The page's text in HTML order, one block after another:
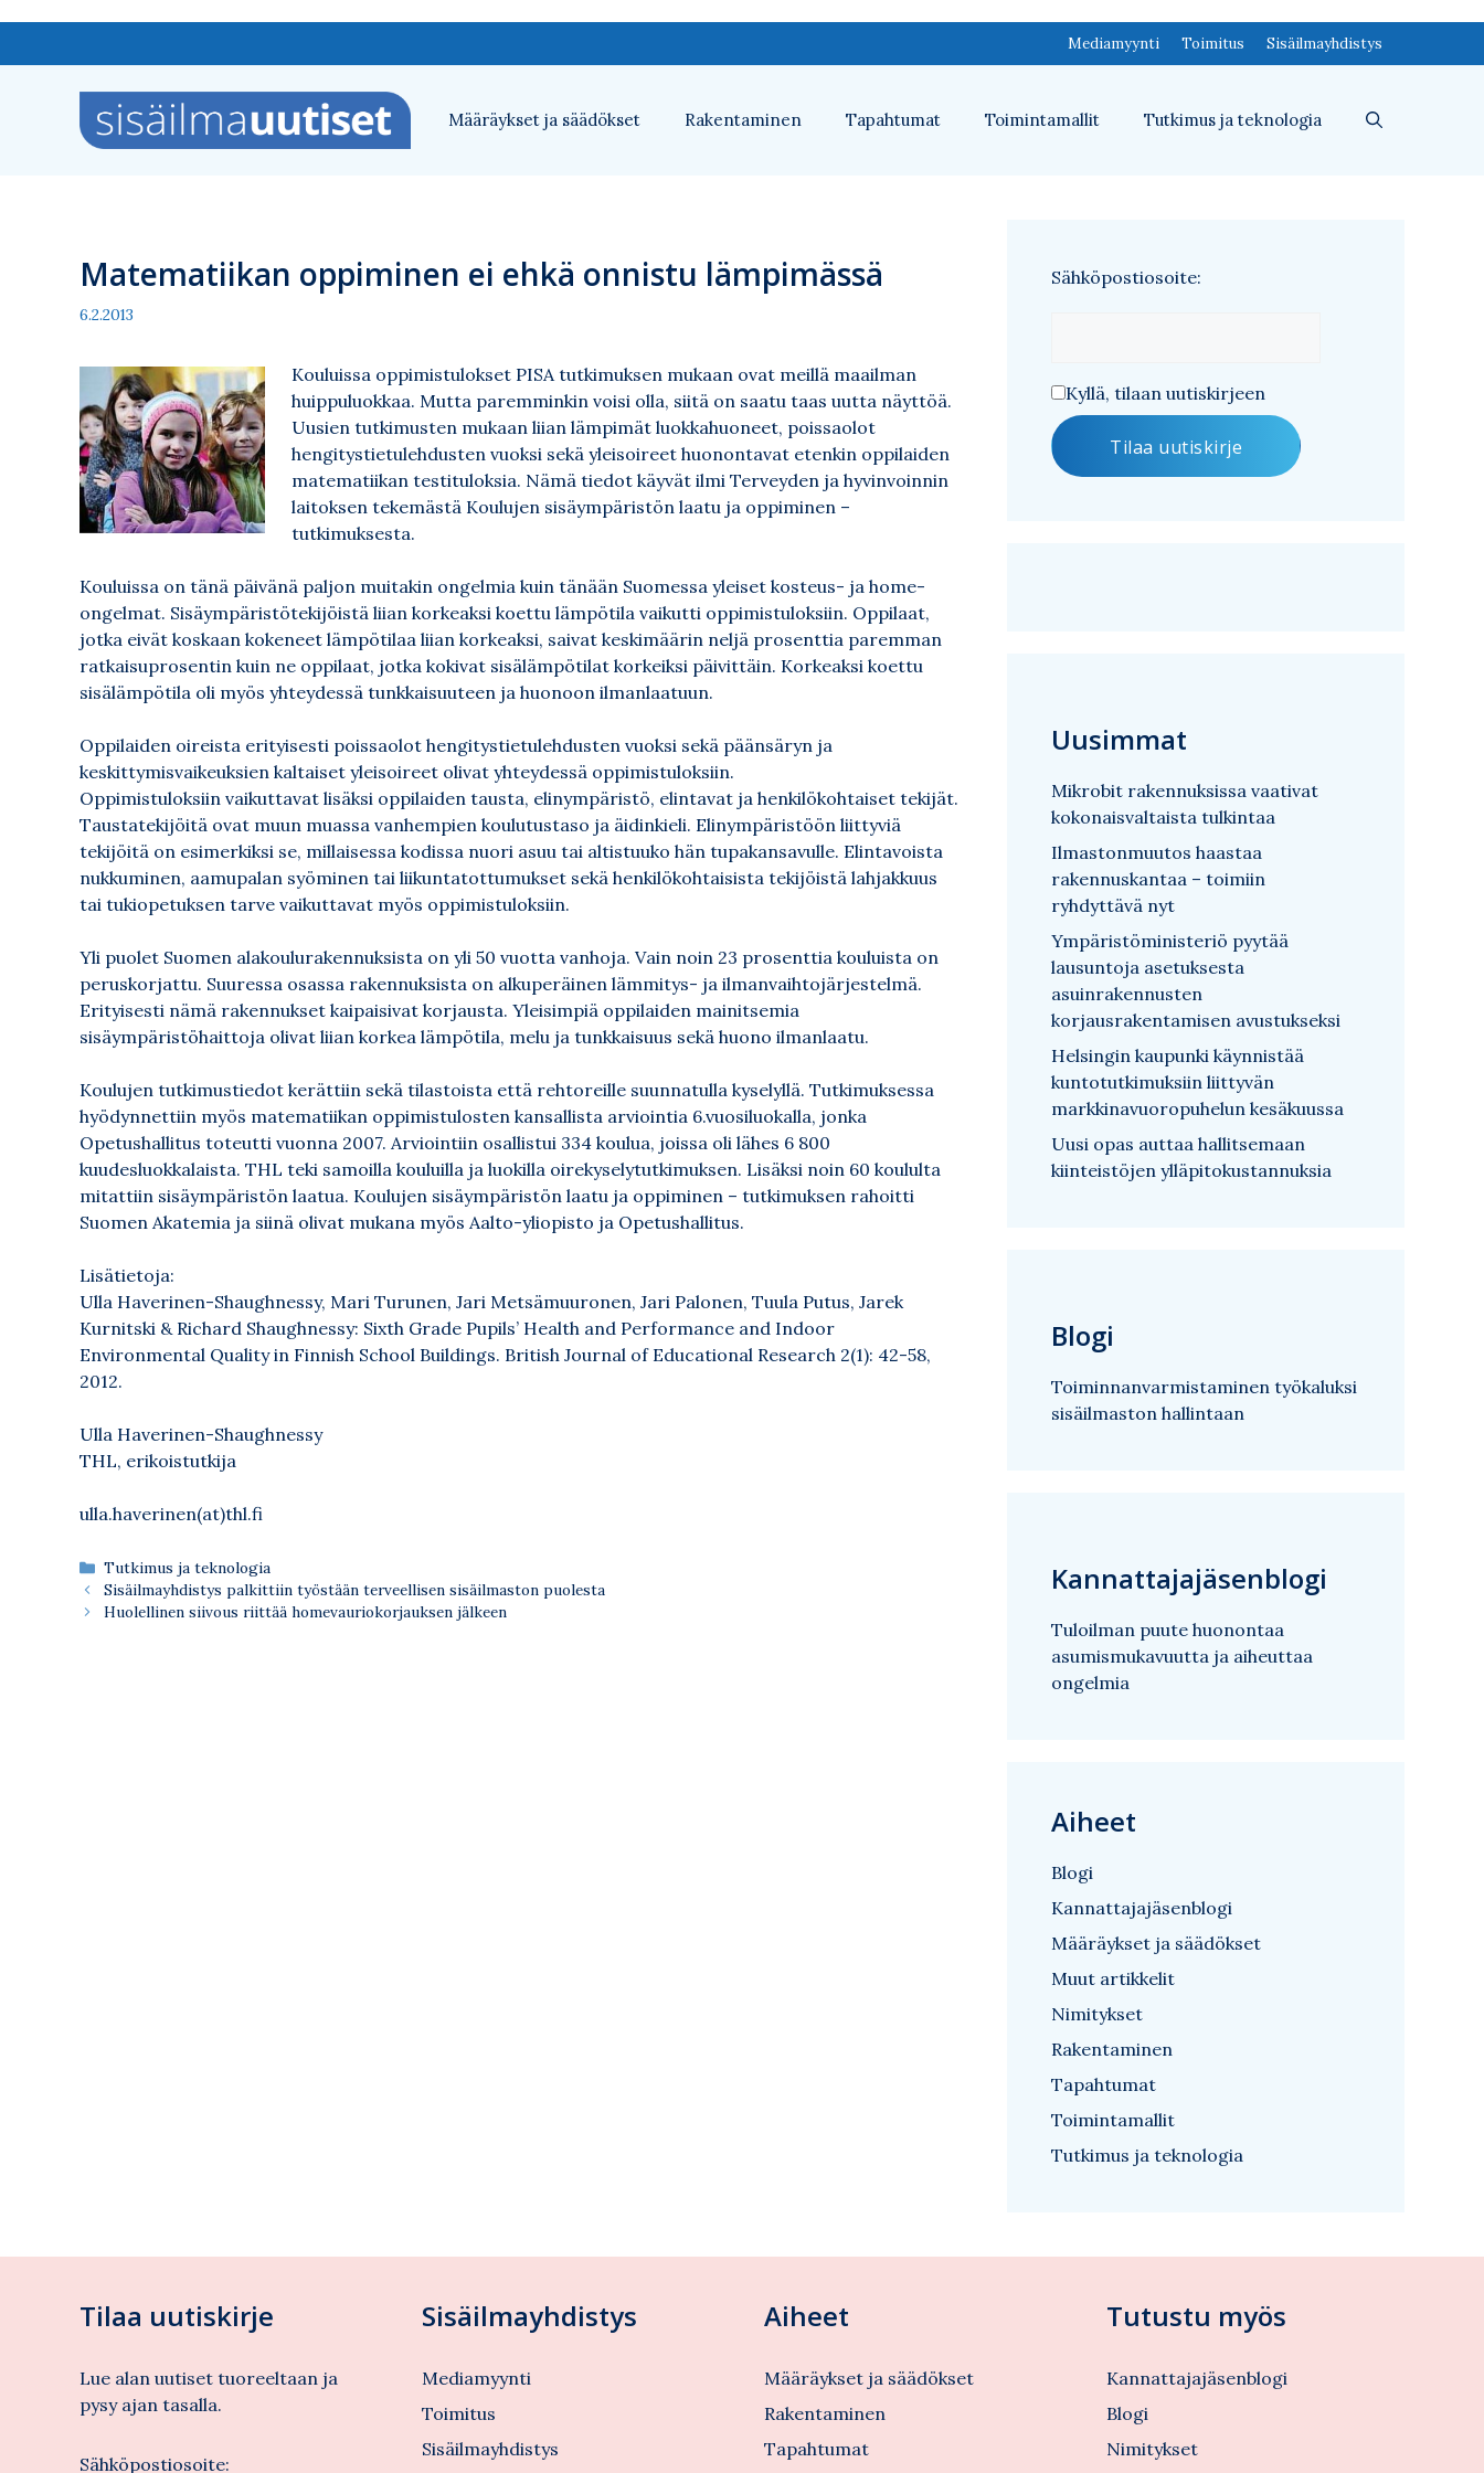
sisältöön
Mediamyynti Toimitus Sisäilmayhdistys
Määräykset ja säädökset Rakentaminen Tapahtumat Toimintamallit Tutkimus ja teknologia
Matematiikan oppiminen ei ehkä onnistu lämpimässä
6.2.2013
Kouluissa oppimistulokset PISA tutkimuksen mukaan ovat meillä maailman
huippuluokkaa. Mutta paremminkin voisi olla, siitä on saatu taas uutta näyttöä.
Uusien tutkimusten mukaan liian lämpimät luokkahuoneet, poissaolot
hengitystietulehdusten vuoksi sekä yleisoireet huonontavat etenkin oppilaiden
matematiikan testituloksia. Nämä tiedot käyvät ilmi Terveyden ja hyvinvoinnin
laitoksen tekemästä Koulujen sisäympäristön laatu ja oppiminen –
tutkimuksesta.
Kouluissa on tänä päivänä paljon muitakin ongelmia kuin tänään Suomessa yleiset kosteus- ja home-
ongelmat. Sisäympäristötekijöistä liian korkeaksi koettu lämpötila vaikutti oppimistuloksiin. Oppilaat,
jotka eivät koskaan kokeneet lämpötilaa liian korkeaksi, saivat keskimäärin neljä prosenttia paremman
ratkaisuprosentin kuin ne oppilaat, jotka kokivat sisälämpötilat korkeiksi päivittäin. Korkeaksi koettu
sisälämpötila oli myös yhteydessä tunkkaisuuteen ja huonoon ilmanlaatuun.
Oppilaiden oireista erityisesti poissaolot hengitystietulehdusten vuoksi sekä päänsäryn ja
keskittymisvaikeuksien kaltaiset yleisoireet olivat yhteydessä oppimistuloksiin.
Oppimistuloksiin vaikuttavat lisäksi oppilaiden tausta, elinympäristö, elintavat ja henkilökohtaiset tekijät.
Taustatekijöitä ovat muun muassa vanhempien koulutustaso ja äidinkieli. Elinympäristöön liittyviä
tekijöitä on esimerkiksi se, millaisessa kodissa nuori asuu tai altistuuko hän tupakansavulle. Elintavoista
nukkuminen, aamupalan syöminen tai liikuntatottumukset sekä henkilökohtaisista tekijöistä lahjakkuus
tai tukiopetuksen tarve vaikuttavat myös oppimistuloksiin.
Yli puolet Suomen alakoulurakennuksista on yli 50 vuotta vanhoja. Vain noin 23 prosenttia kouluista on
peruskorjattu. Suuressa osassa rakennuksista on alkuperäinen lämmitys- ja ilmanvaihtojärjestelmä.
Erityisesti nämä rakennukset kaipaisivat korjausta. Yleisimpiä oppilaiden mainitsemia
sisäympäristöhaittoja olivat liian korkea lämpötila, melu ja tunkkaisuus sekä huono ilmanlaatu.
Koulujen tutkimustiedot kerättiin sekä tilastoista että rehtoreille suunnatulla kyselyllä. Tutkimuksessa
hyödynnettiin myös matematiikan oppimistulosten kansallista arviointia 6.vuosiluokalla, jonka
Opetushallitus toteutti vuonna 2007. Arviointiin osallistui 334 koulua, joissa oli lähes 6 800
kuudesluokkalaista. THL teki samoilla kouluilla ja luokilla oirekyselytutkimuksen. Lisäksi noin 60 koululta
mitattiin sisäympäristön laatua. Koulujen sisäympäristön laatu ja oppiminen – tutkimuksen rahoitti
Suomen Akatemia ja siinä olivat mukana myös Aalto-yliopisto ja Opetushallitus.
Lisätietoja:
Ulla Haverinen-Shaughnessy, Mari Turunen, Jari Metsämuuronen, Jari Palonen, Tuula Putus, Jarek
Kurnitski & Richard Shaughnessy: Sixth Grade Pupils’ Health and Performance and Indoor
Environmental Quality in Finnish School Buildings. British Journal of Educational Research 2(1): 42-58,
2012.
Ulla Haverinen-Shaughnessy
THL, erikoistutkija
ulla.haverinen(at)thl.fi
Kategoriat
Tutkimus ja teknologia
Sisäilmayhdistys palkittiin työstään terveellisen sisäilmaston puolesta
Huolellinen siivous riittää homevauriokorjauksen jälkeen
Sähköpostiosoite:
Kyllä, tilaan uutiskirjeen
Uusimmat
Mikrobit rakennuksissa vaativat
kokonaisvaltaista tulkintaa
Ilmastonmuutos haastaa
rakennuskantaa – toimiin
ryhdyttävä nyt
Ympäristöministeriö pyytää
lausuntoja asetuksesta
asuinrakennusten
korjausrakentamisen avustukseksi
Helsingin kaupunki käynnistää
kuntotutkimuksiin liittyvän
markkinavuoropuhelun kesäkuussa
Uusi opas auttaa hallitsemaan
kiinteistöjen ylläpitokustannuksia
Blogi
Toiminnanvarmistaminen työkaluksi
sisäilmaston hallintaan
Kannattajajäsenblogi
Tuloilman puute huonontaa
asumismukavuutta ja aiheuttaa
ongelmia
Aiheet
Blogi
Kannattajajäsenblogi
Määräykset ja säädökset
Muut artikkelit
Nimitykset
Rakentaminen
Tapahtumat
Toimintamallit
Tutkimus ja teknologia
Tilaa uutiskirje
Lue alan uutiset tuoreeltaan ja
pysy ajan tasalla.
Sähköpostiosoite:
Sisäilmayhdistys
Mediamyynti
Toimitus
Sisäilmayhdistys
Aiheet
Määräykset ja säädökset
Rakentaminen
Tapahtumat
Tutustu myös
Kannattajajäsenblogi
Blogi
Nimitykset